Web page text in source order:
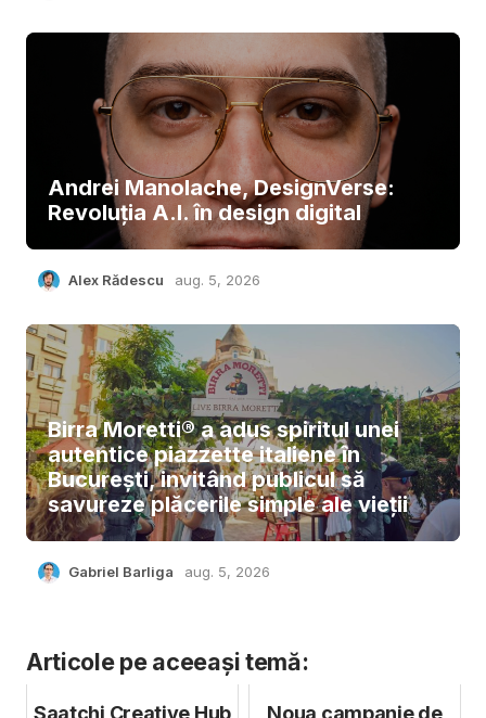
Andrei Manolache, DesignVerse:
Revoluția A.I. în design digital
Alex Rădescu aug. 5, 2026
Birra Moretti® a adus spiritul unei
autentice piazzette italiene în
București, invitând publicul să
savureze plăcerile simple ale vieții
Gabriel Barliga aug. 5, 2026
Articole pe aceeași temă:
Saatchi Creative Hub
Noua campanie de